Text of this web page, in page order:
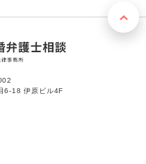
6-18 伊原ビル4F